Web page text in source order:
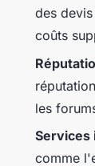
des
coûts
les
Services
comme